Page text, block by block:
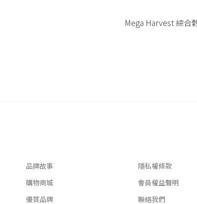
Mega Harvest 綜合
品牌故事
購物商城
優質品牌
隱私權條款
會員權益聲明
聯絡我們